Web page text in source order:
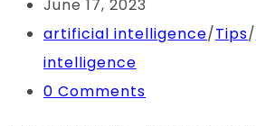
June 17, 2023
artificial intelligence/Tips/
intelligence
0 Comments